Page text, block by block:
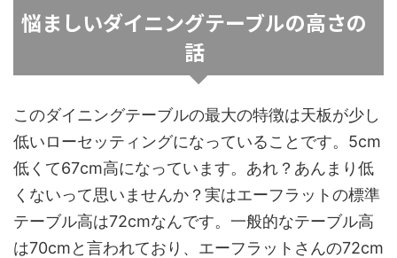
悩ましいダイニングテーブルの高さの
話
このダイニングテーブルの最大の特徴は天板が少し
低いローセッティングになっていることです。5cm
低くて67cm高になっています。あれ？あんまり低
くないって思いませんか？実はエーフラットの標準
テーブル高は72cmなんです。一般的なテーブル高
は70cmと言われており、エーフラットさんの72cm